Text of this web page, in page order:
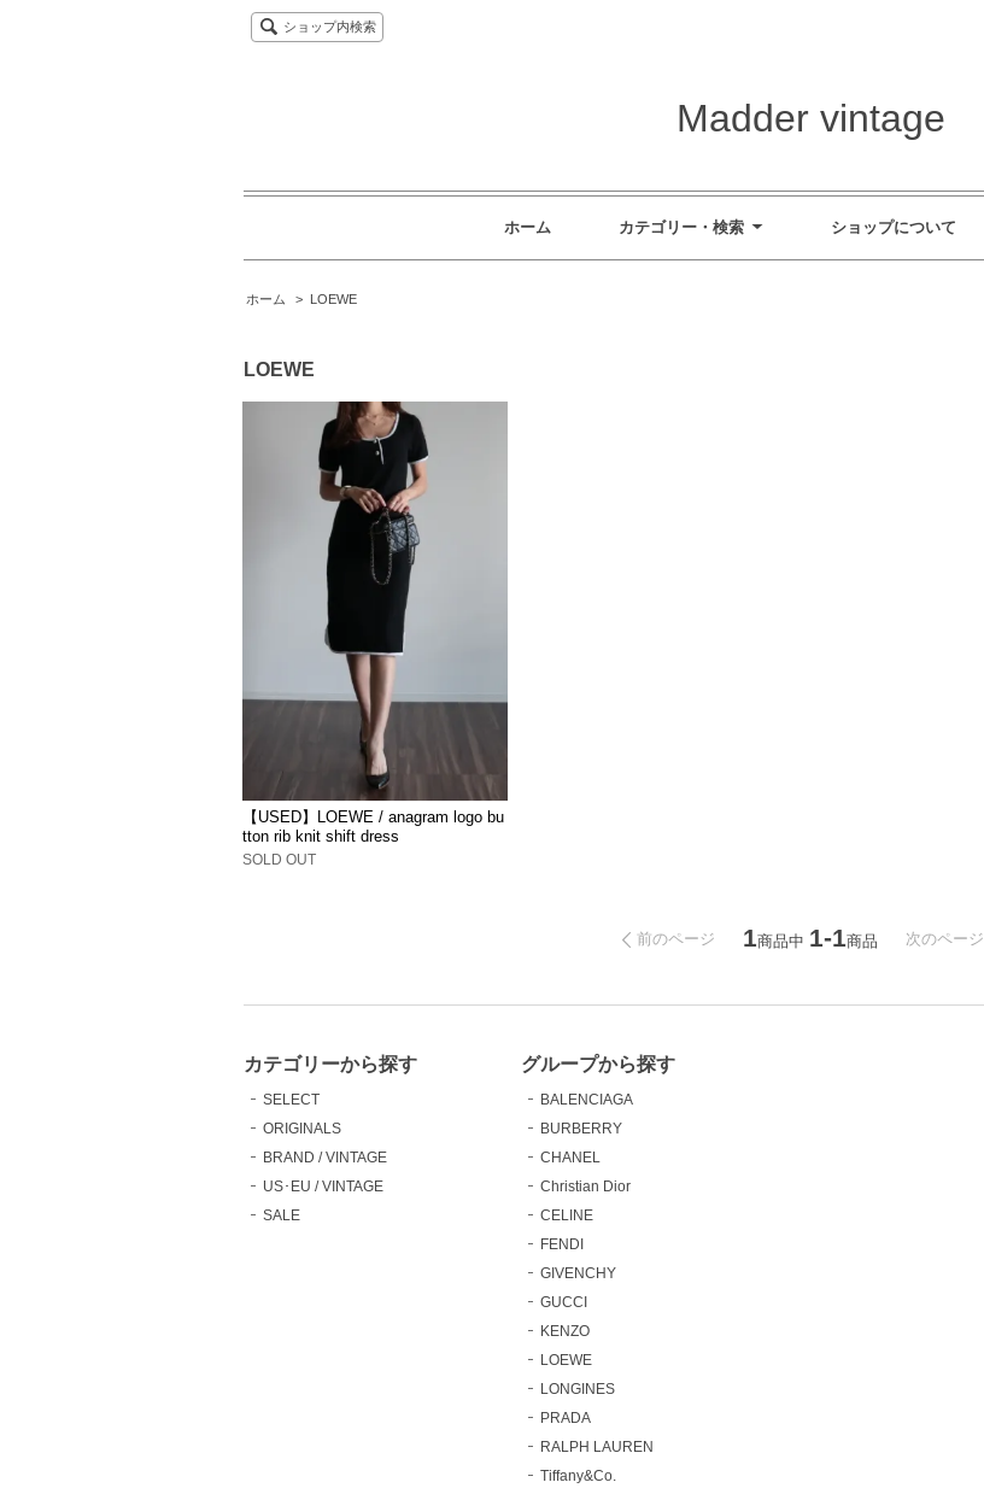
ショップ内検索
Madder vintage
ホーム カテゴリー・検索 ショップについて
ホーム > LOEWE
LOEWE
【USED】LOEWE / anagram logo bu
tton rib knit shift dress
SOLD OUT
前のページ 1商品中 1-1商品 次のページ
カテゴリーから探す
SELECT
ORIGINALS
BRAND / VINTAGE
US･EU / VINTAGE
SALE
グループから探す
BALENCIAGA
BURBERRY
CHANEL
Christian Dior
CELINE
FENDI
GIVENCHY
GUCCI
KENZO
LOEWE
LONGINES
PRADA
RALPH LAUREN
Tiffany&Co.